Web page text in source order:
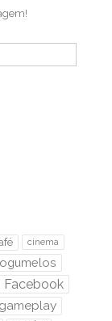
cinema
Facebook
gameplay